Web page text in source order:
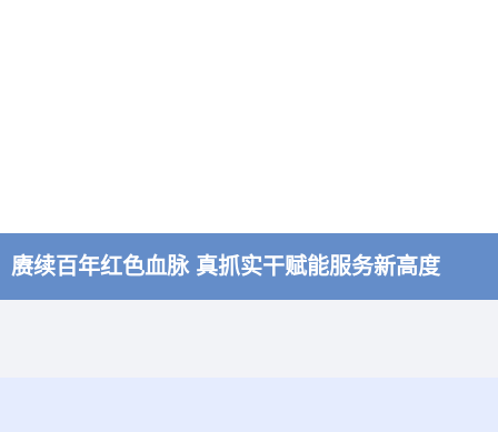
赓续百年红色血脉 真抓实干赋能服务新高度